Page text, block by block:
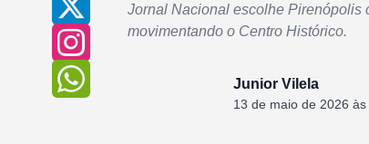
Jornal Nacional escolhe Pirenópolis
movimentando o Centro Histórico.
Junior Vilela
13 de maio de 2026